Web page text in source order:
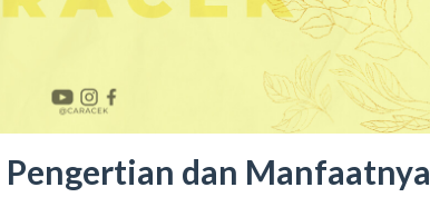
dan Manfaatnya